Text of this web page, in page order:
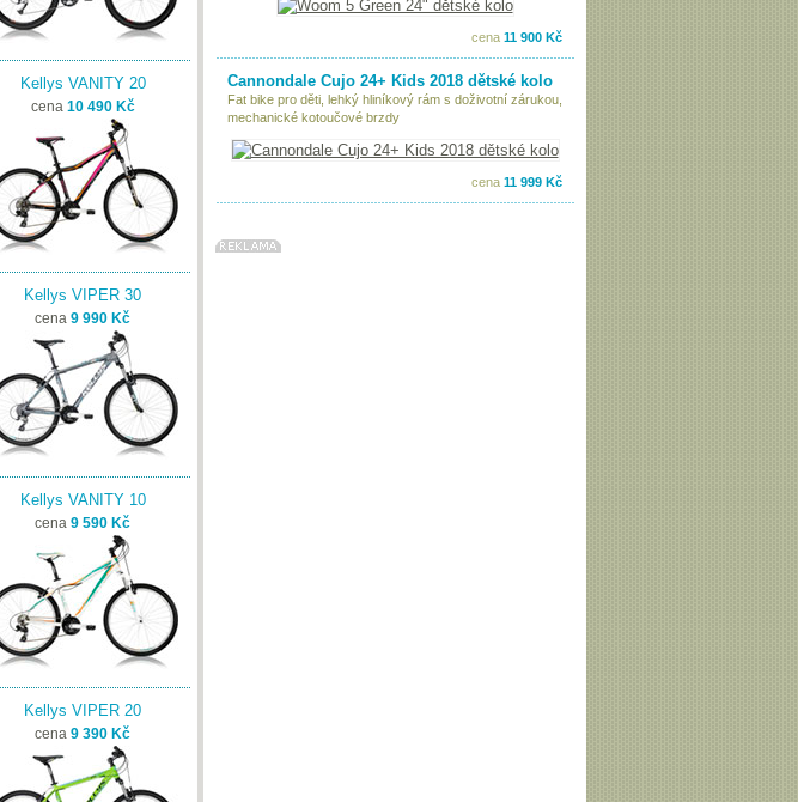
Kellys VANITY 20
cena 10 490 Kč
Kellys VIPER 30
cena 9 990 Kč
Kellys VANITY 10
cena 9 590 Kč
Kellys VIPER 20
cena 9 390 Kč
cena 11 900 Kč
Cannondale Cujo 24+ Kids 2018 dětské kolo
Fat bike pro děti, lehký hliníkový rám s doživotní zárukou,
mechanické kotoučové brzdy
cena 11 999 Kč